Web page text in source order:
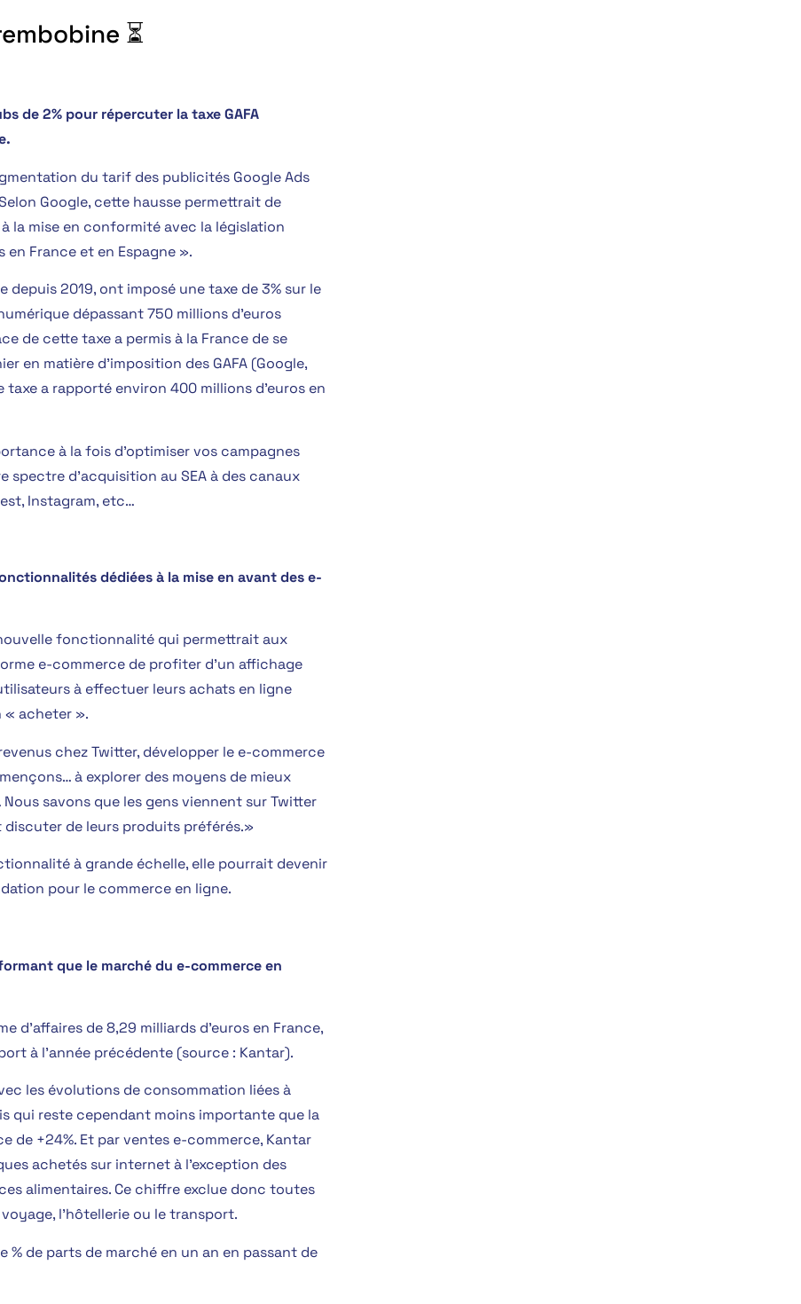
⏳
de 2% pour répercuter la taxe GAFA
du tarif des publicités Google Ads
Google, cette hausse permettrait de
la mise en conformité avec la législation
France et en Espagne ».
depuis 2019, ont imposé une taxe de 3% sur le
dépassant 750 millions d’euros
de cette taxe a permis à la France de se
en matière d’imposition des GAFA (Google,
taxe a rapporté environ 400 millions d’euros en
à la fois d’optimiser vos campagnes
spectre d’acquisition au SEA à des canaux
Instagram, etc…
dédiées à la mise en avant des e-
fonctionnalité qui permettrait aux
e-commerce de profiter d’un affichage
à effectuer leurs achats en ligne
« acheter ».
chez Twitter, développer le e-commerce
à explorer des moyens de mieux
savons que les gens viennent sur Twitter
de leurs produits préférés.»
à grande échelle, elle pourrait devenir
pour le commerce en ligne.
que le marché du e-commerce en
d’affaires de 8,29 milliards d’euros en France,
à l’année précédente (source : Kantar).
les évolutions de consommation liées à
qui reste cependant moins importante que la
de +24%. Et par ventes e-commerce, Kantar
achetés sur internet à l’exception des
alimentaires. Ce chiffre exclue donc toutes
l’hôtellerie ou le transport.
% de parts de marché en un an en passant de